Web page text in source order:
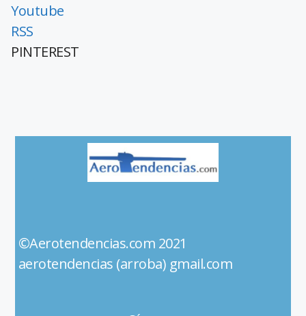
Youtube
RSS
PINTEREST
©Aerotendencias.com 2021
aerotendencias (arroba) gmail.com